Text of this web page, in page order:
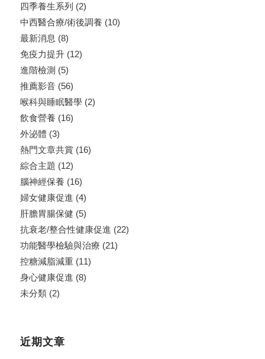
四季養生系列 (2)
中西醫合療/術後調養 (10)
最新消息 (8)
免疫力提升(12)
進階檢測 (5)
推薦影音(56)
喉科與睡眠醫學(2)
飲食營養 (16)
外泌體 (3)
熱門文章共賞 (16)
綜合主題 (12)
腦神經保養 (16)
婦女健康促進 (4)
肝膽胃腸保健 (5)
抗衰老/整合性健康促進 (22)
功能醫學檢驗與治療 (21)
控糖減脂減重(11)
身心健康促進 (8)
未分類(2)
近期文章